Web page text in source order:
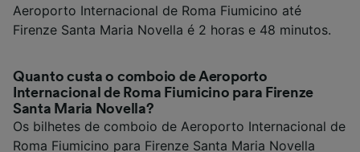
Aeroporto Internacional de Roma Fiumicino até
Firenze Santa Maria Novella é 2 horas e 48 minutos.
Quanto custa o comboio de Aeroporto
Internacional de Roma Fiumicino para Firenze
Santa Maria Novella?
Os bilhetes de comboio de Aeroporto Internacional de
Roma Fiumicino para Firenze Santa Maria Novella